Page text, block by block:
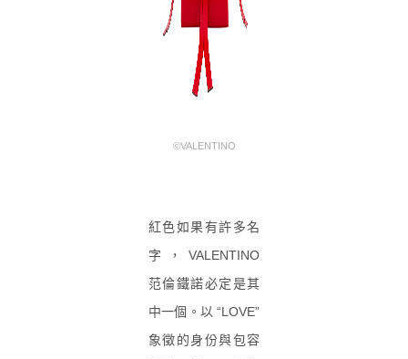
©VALENTINO
紅色如果有許多名
字，VALENTINO
范倫鐵諾必定是其
中一個。以 “LOVE”
象徵的身份與包容